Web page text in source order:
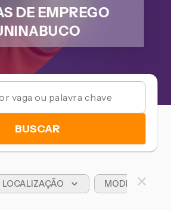
DE EMPREGO
BUSCAR
LOCALIZAÇÃO MODELO DE